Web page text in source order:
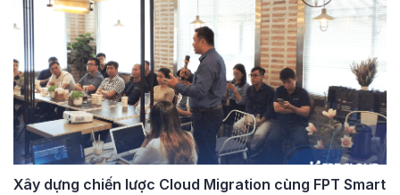
Xây dựng chiến lược Cloud Migration cùng FPT Smart